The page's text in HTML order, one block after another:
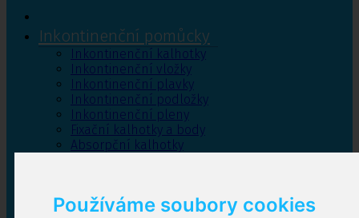
Používáme soubory cookies
Inkontinenční pomůcky
Inkontinenční kalhotky
Inkontinenční vložky
Inkontinenční plavky
Inkontinenční podložky
Inkontinenční pleny
Fixační kalhotky a body
Absorpční kalhotky